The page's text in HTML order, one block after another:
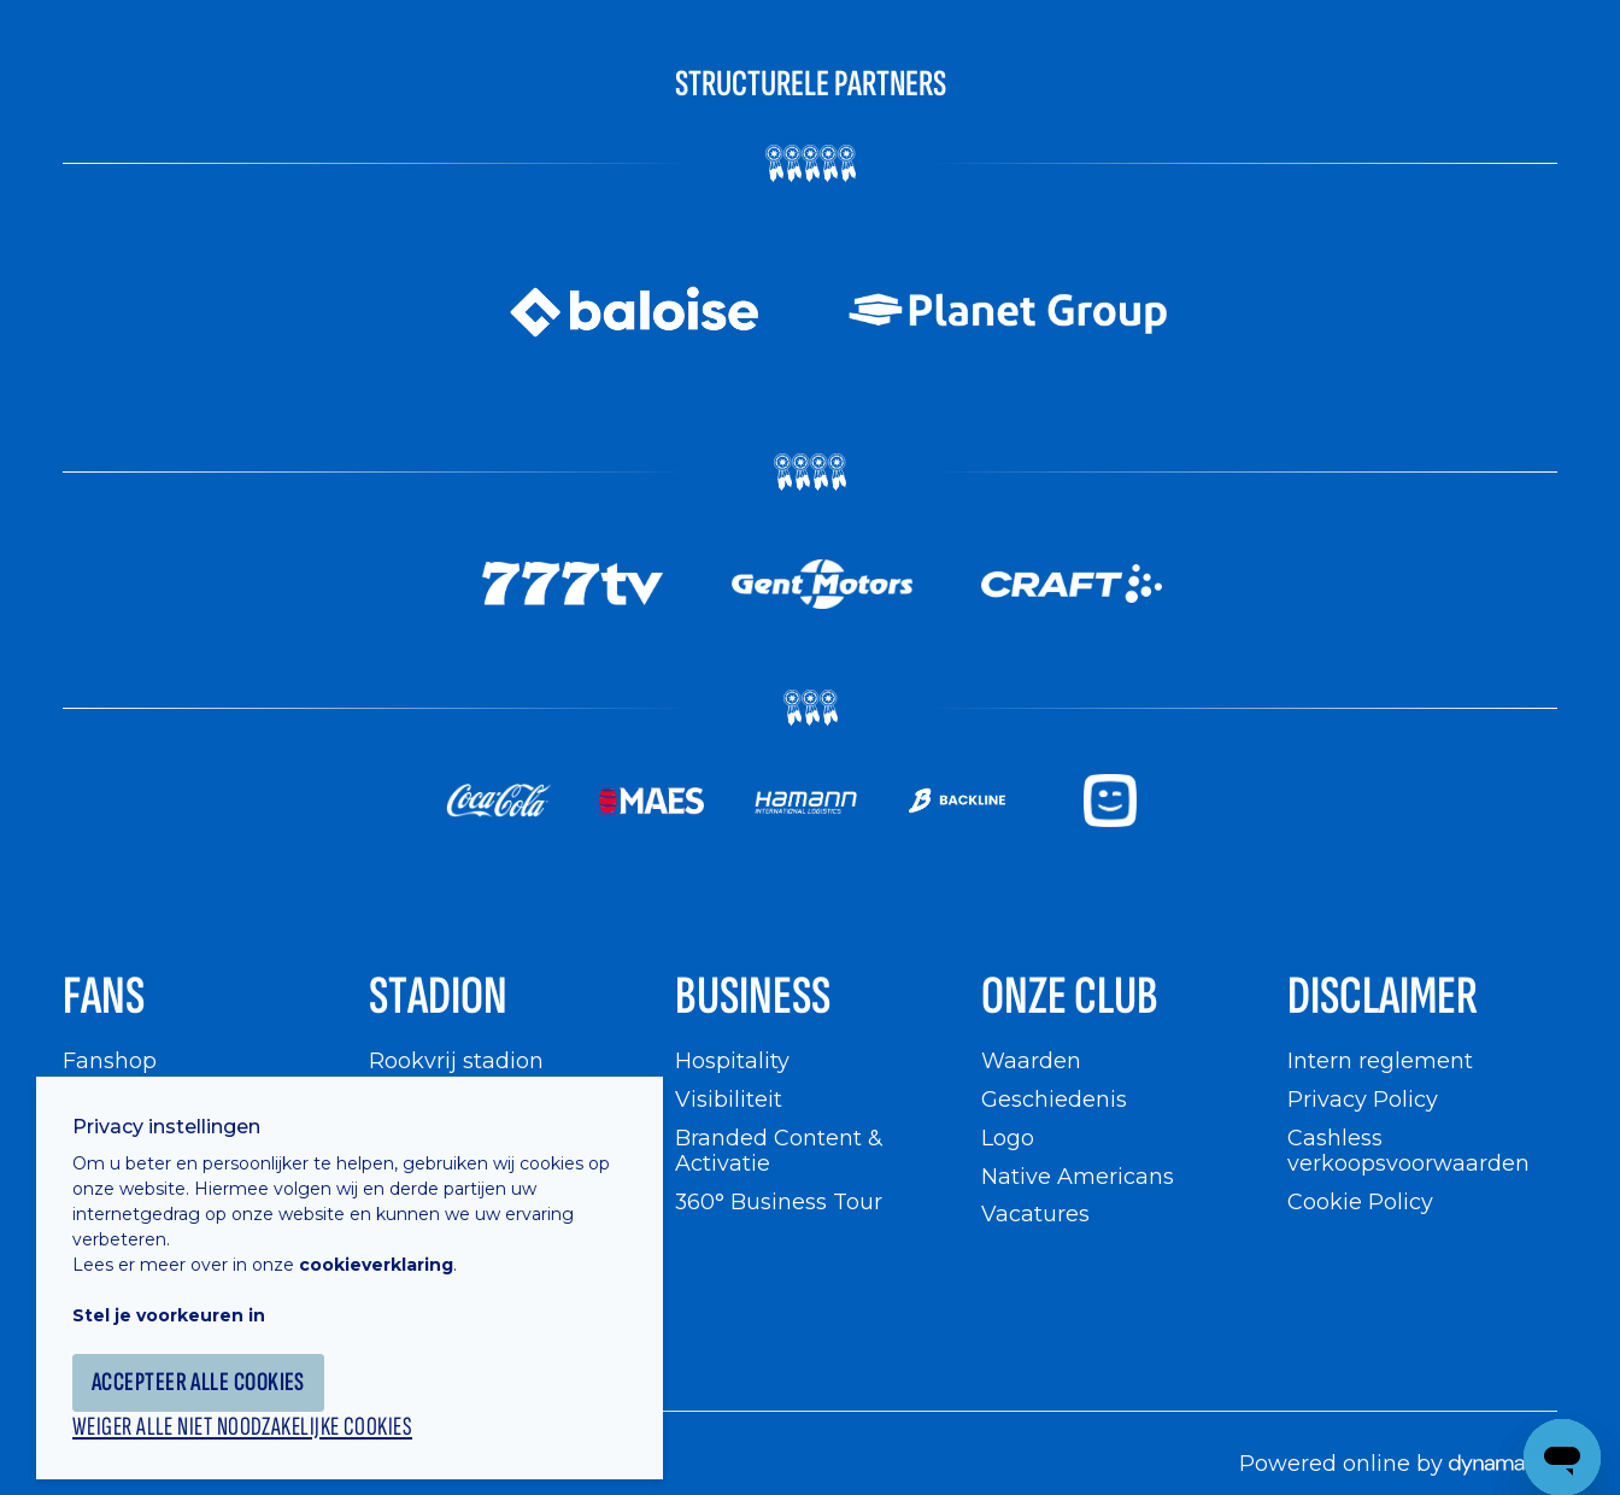
Privacy instellingen
Om u beter en persoonlijker te helpen, gebruiken wij cookies op
onze website. Hiermee volgen wij en derde partijen uw
internetgedrag op onze website en kunnen we uw ervaring
verbeteren.
Lees er meer over in onze cookieverklaring.
Stel je voorkeuren in
ACCEPTEER ALLE COOKIES
WEIGER ALLE NIET NOODZAKELIJKE COOKIES
STRUCTURELE PARTNERS
FANS
Fanshop
Supportersraad
Buffalo Kids Club
Supportersfederatie
Supportersclubs
Fotoalbums
STADION
Rookvrij stadion
BUSINESS
Hospitality
Visibiliteit
Branded Content &
Activatie
360° Business Tour
ONZE CLUB
Waarden
Geschiedenis
Logo
Native Americans
Vacatures
DISCLAIMER
Intern reglement
Privacy Policy
Cashless
verkoopsvoorwaarden
Cookie Policy
Powered online by